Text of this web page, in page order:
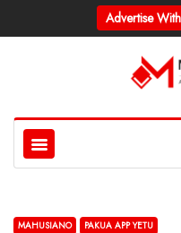
Advertise
MAHUSIANO PAKUA APP YETU